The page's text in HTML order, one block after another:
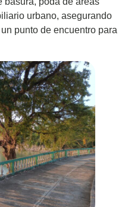
urbano, asegurando
punto de encuentro para